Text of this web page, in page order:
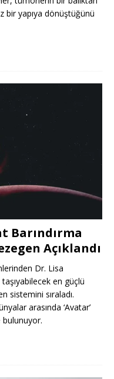
bir yapıya dönüştüğünü
Barındırma
Açıklandı
Dr. Lisa
en güçlü
sistemini sıraladı.
arasında ‘Avatar’
bulunuyor.